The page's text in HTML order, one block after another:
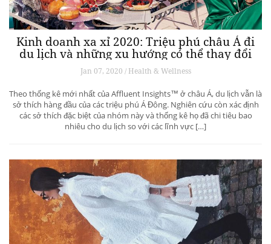
Kinh doanh xa xỉ 2020: Triệu phú châu Á đi
du lịch và những xu hướng có thể thay đổi
ngành du lịch thượng lưu
Jan 07, 2020 / Health & Wellness
Theo thống kê mới nhất của Affluent Insights™ ở châu Á, du lịch vẫn là
sở thích hàng đầu của các triệu phú Á Đông. Nghiên cứu còn xác định
các sở thích đặc biệt của nhóm này và thống kê họ đã chi tiêu bao
nhiêu cho du lịch so với các lĩnh vực […]